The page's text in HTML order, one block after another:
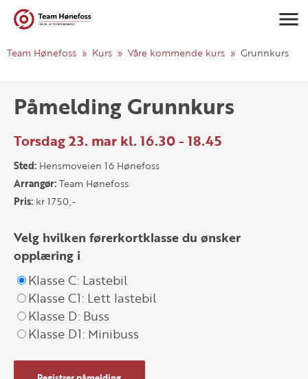
Team Hønefoss Kurs Våre kommende kurs Grunnkurs
Påmelding Grunnkurs
Torsdag 23. mar kl. 16.30 - 18.45
Sted: Hensmoveien 16 Hønefoss
Arrangør:Team Hønefoss
Pris: kr 1750,-
Velg hvilken førerkortklasse du ønsker
opplæring i
Klasse C: Lastebil
Klasse C1: Lett lastebil
Klasse D: Buss
Klasse D1: Minibuss